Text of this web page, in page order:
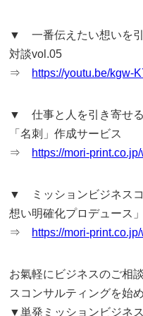
▼ 一番伝えたい想いを
対談vol.05
⇒ https://youtu.be/kgw-
▼ 仕事と人を引き寄せる
「名刺」作成サービス
⇒ https://mori-
▼ ミッションビジネスコ
想い明確化プロデュース」
⇒ https://mori-
お氣軽にビジネスのご相
スコンサルティングを始
▼単発ミッションビジネ